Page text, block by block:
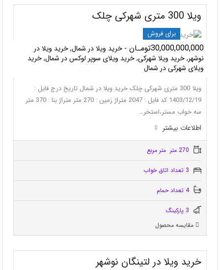
ویلا 300 متری شهرکی چلک
برای فروش
30,000,000,000تومـان
- خرید ویلا در شمال, خرید ویلا در
نوشهر, خرید ویلا شهرکی, خرید ویلای سوپر لوکس در شمال, خرید
ویلای شهرکی در شمال
ویلا 300 متری شهرکی چلک خرید ویلا در شمال تاریخ درج فایل :
1403/12/19 کد فایل : 2047 متراژ زمین : 270 متر متراژ بنا : 370 متر
سه خواب مستر،استخر…
اطلاعات بيشتر
4 تعداد حمام
مقایسه محصول
خرید ویلا در لتینگان نوشهر